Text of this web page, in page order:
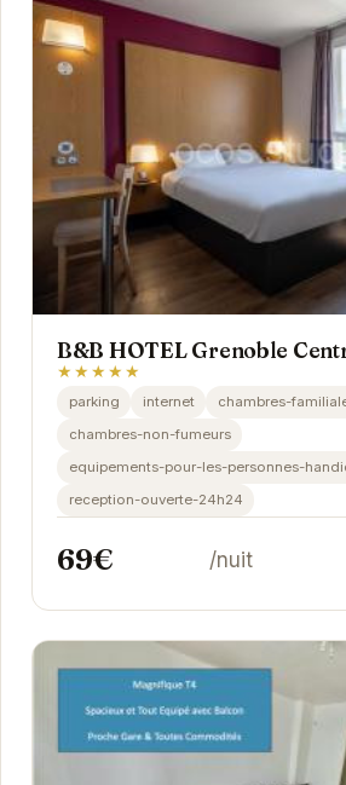
B&B HOTEL Grenoble
★★★★★
parking internet
chambres-
chambres-non-fumeurs
equipements-pour-les-personnes-
reception-ouverte-24h24
69€ /nuit